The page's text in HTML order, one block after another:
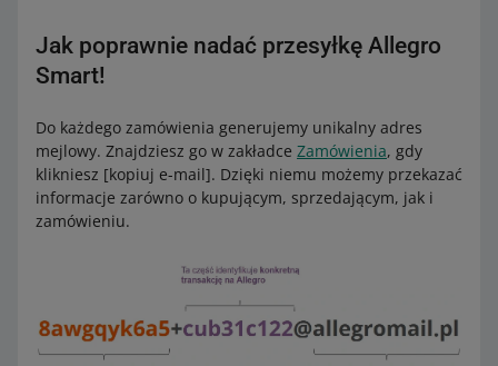
zwróconych produktów. Jeśli nowa wartość zamówienia
będzie na tyle niższa, że zakwalifikuje się do niższego
Zobacz przykłady dla zamówień metodą Allegro One Box:
Opłata za przesyłkę
od 65 do 99,99 zł 3,69 zł
Jak poprawnie nadać przesyłkę Allegro
Smart!
Do każdego zamówienia generujemy unikalny adres
mejlowy. Znajdziesz go w zakładce Zamówienia, gdy
klikniesz [kopiuj e-mail]. Dzięki niemu możemy przekazać
informacje zarówno o kupującym, sprzedającym, jak i
zamówieniu.